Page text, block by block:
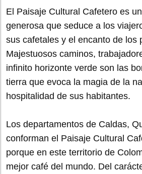
El Paisaje Cultural Cafetero es
generosa que seduce a los
sus cafetales y el encanto de los
Majestuosos caminos,
infinito horizonte verde son las
tierra que evoca la magia de la
hospitalidad de sus habitantes.
Los departamentos de Caldas,
conforman el Paisaje Cultural
porque en este territorio de
mejor café del mundo. Del